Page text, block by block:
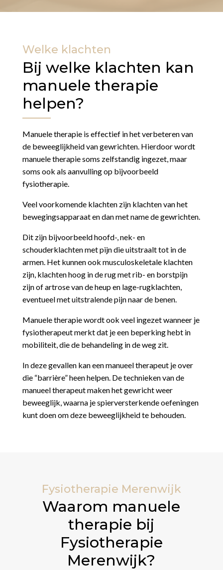
Welke klachten
Bij welke klachten kan
manuele therapie
helpen?
Manuele therapie is effectief in het verbeteren van
de beweeglijkheid van gewrichten. Hierdoor wordt
manuele therapie soms zelfstandig ingezet, maar
soms ook als aanvulling op bijvoorbeeld
fysiotherapie.
Veel voorkomende klachten zijn klachten van het
bewegingsapparaat en dan met name de gewrichten.
Dit zijn bijvoorbeeld hoofd-, nek- en
schouderklachten met pijn die uitstraalt tot in de
armen. Het kunnen ook musculoskeletale klachten
zijn, klachten hoog in de rug met rib- en borstpijn
zijn of artrose van de heup en lage-rugklachten,
eventueel met uitstralende pijn naar de benen.
Manuele therapie wordt ook veel ingezet wanneer je
fysiotherapeut merkt dat je een beperking hebt in
mobiliteit, die de behandeling in de weg zit.
In deze gevallen kan een manueel therapeut je over
die “barrière” heen helpen. De technieken van de
manueel therapeut maken het gewricht weer
beweeglijk, waarna je spierversterkende oefeningen
kunt doen om deze beweeglijkheid te behouden.
Fysiotherapie Merenwijk
Waarom manuele
therapie bij
Fysiotherapie
Merenwijk?